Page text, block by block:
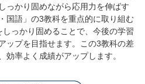
っかり固めながら応用力を伸ばす
国語」の3教科を重点的に取り組む
っかり固めることで、今後の学習
ップを目指せます。この3教科の差
効率よく成績がアップします。